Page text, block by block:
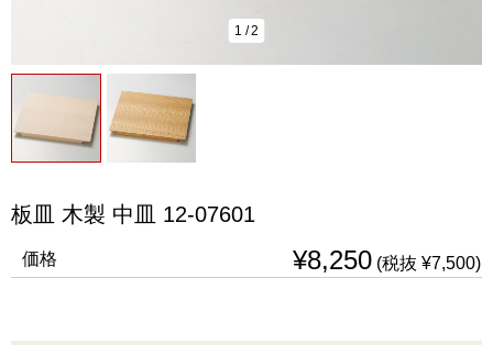
1 /2
板皿 木製 中皿 12-07601
価格 ¥8,250 (税抜 ¥7,500)